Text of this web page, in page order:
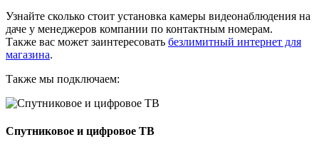
Узнайте сколько стоит установка камеры видеонаблюдения на
даче у менеджеров компании по контактным номерам.
Также вас может заинтересовать безлимитный интернет для
магазина.
Также мы подключаем:
Спутниковое и цифровое ТВ